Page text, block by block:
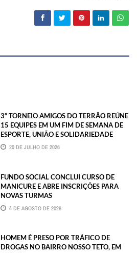
3º TORNEIO AMIGOS DO TERRÃO REÚNE
15 EQUIPES EM UM FIM DE SEMANA DE
ESPORTE, UNIÃO E SOLIDARIEDADE
20 DE JULHO DE 2026
FUNDO SOCIAL CONCLUI CURSO DE
MANICURE E ABRE INSCRIÇÕES PARA
NOVAS TURMAS
4 DE AGOSTO DE 2026
HOMEM É PRESO POR TRÁFICO DE
DROGAS NO BAIRRO NOSSO TETO, EM